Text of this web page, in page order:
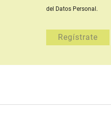
del Datos Personal.